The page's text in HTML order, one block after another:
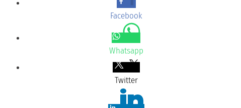
Facebook
Whatsapp
Twitter